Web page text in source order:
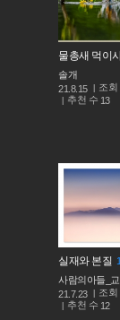
물총새 먹이
솔개
21.8.15
조회
추천 수 13
실재와 본질
사람의아들_
21.7.23
조회
추천 수 12